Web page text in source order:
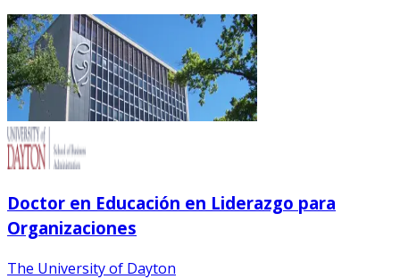
Doctor en Educación en Liderazgo para
Organizaciones
The University of Dayton